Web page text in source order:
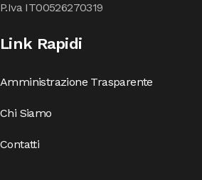
P.Iva IT00526270319
Link Rapidi
Amministrazione Trasparente
Chi Siamo
Contatti